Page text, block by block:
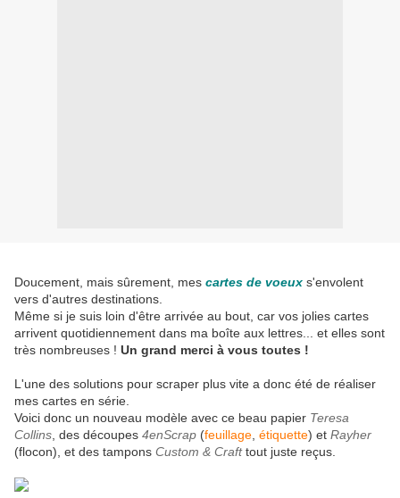
Doucement, mais sûrement, mes cartes de voeux s'envolent
vers d'autres destinations.
Même si je suis loin d'être arrivée au bout, car vos jolies cartes
arrivent quotidiennement dans ma boîte aux lettres... et elles sont
très nombreuses ! Un grand merci à vous toutes !
L'une des solutions pour scraper plus vite a donc été de réaliser
mes cartes en série.
Voici donc un nouveau modèle avec ce beau papier Teresa
Collins , des découpes 4enScrap (feuillage étiquette) et Rayher
(flocon), et des tampons Custom & Crafttout juste reçus.